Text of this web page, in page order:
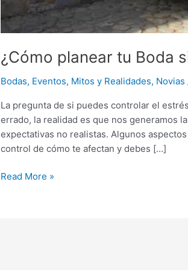
¿Cómo planear tu Boda
Bodas, Eventos, Mitos y Realidades, Novias
La pregunta de si puedes controlar el
errado, la realidad es que nos generamos
expectativas no realistas. Algunos
control de cómo te afectan y debes […]
Read More »